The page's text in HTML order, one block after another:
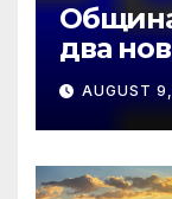
два
AUGUST